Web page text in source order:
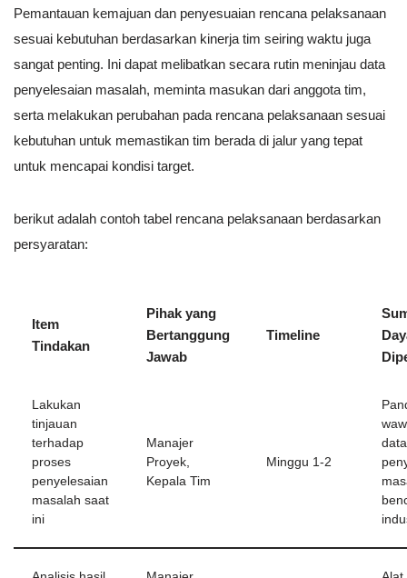
Pemantauan kemajuan dan penyesuaian rencana pelaksanaan
sesuai kebutuhan berdasarkan kinerja tim seiring waktu juga
sangat penting. Ini dapat melibatkan secara rutin meninjau data
penyelesaian masalah, meminta masukan dari anggota tim,
serta melakukan perubahan pada rencana pelaksanaan sesuai
kebutuhan untuk memastikan tim berada di jalur yang tepat
untuk mencapai kondisi target.
berikut adalah contoh tabel rencana pelaksanaan berdasarkan
persyaratan:
Item
Tindakan
Pihak yang
Bertanggung
Jawab
Timeline
Lakukan
tinjauan
terhadap
proses
penyelesaian
masalah saat
ini
Manajer
Proyek,
Kepala Tim
Minggu 1-2
data